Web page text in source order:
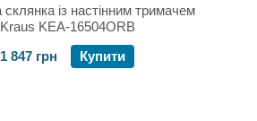
склянка із настінним тримачем
Kraus KEA-16504ORB
1 847 грн
Купити